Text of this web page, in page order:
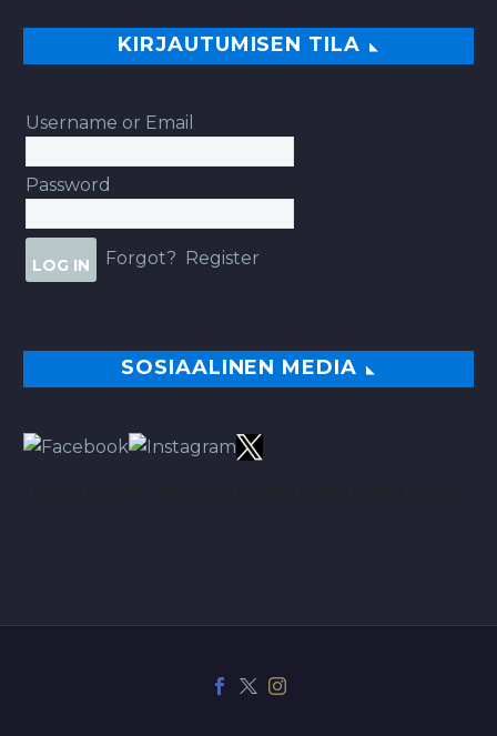
KIRJAUTUMISEN TILA
Username or Email
Password
Forgot? Register
SOSIAALINEN MEDIA